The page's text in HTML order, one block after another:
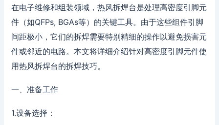
在电子维修和组装领域，热风拆焊台是处理高密度引脚元
件（如QFPs, BGAs等）的关键工具。由于这些组件引脚
间距极小，它们的拆焊需要特别精细的操作以避免损害元
件或邻近的电路。本文将详细介绍针对高密度引脚元件使
用热风拆焊台的拆焊技巧。
一、准备工作
1.设备选择：